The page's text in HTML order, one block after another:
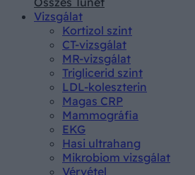
Vizsgálat
Kortizol szint
CT-vizsgálat
MR-vizsgálat
Triglicerid szint
LDL-koleszterin
Magas CRP
Mammográfia
EKG
Hasi ultrahang
Mikrobiom vizsgálat
Vérvétel